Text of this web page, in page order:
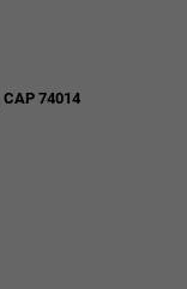
CAP 74014